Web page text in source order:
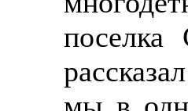
поселка